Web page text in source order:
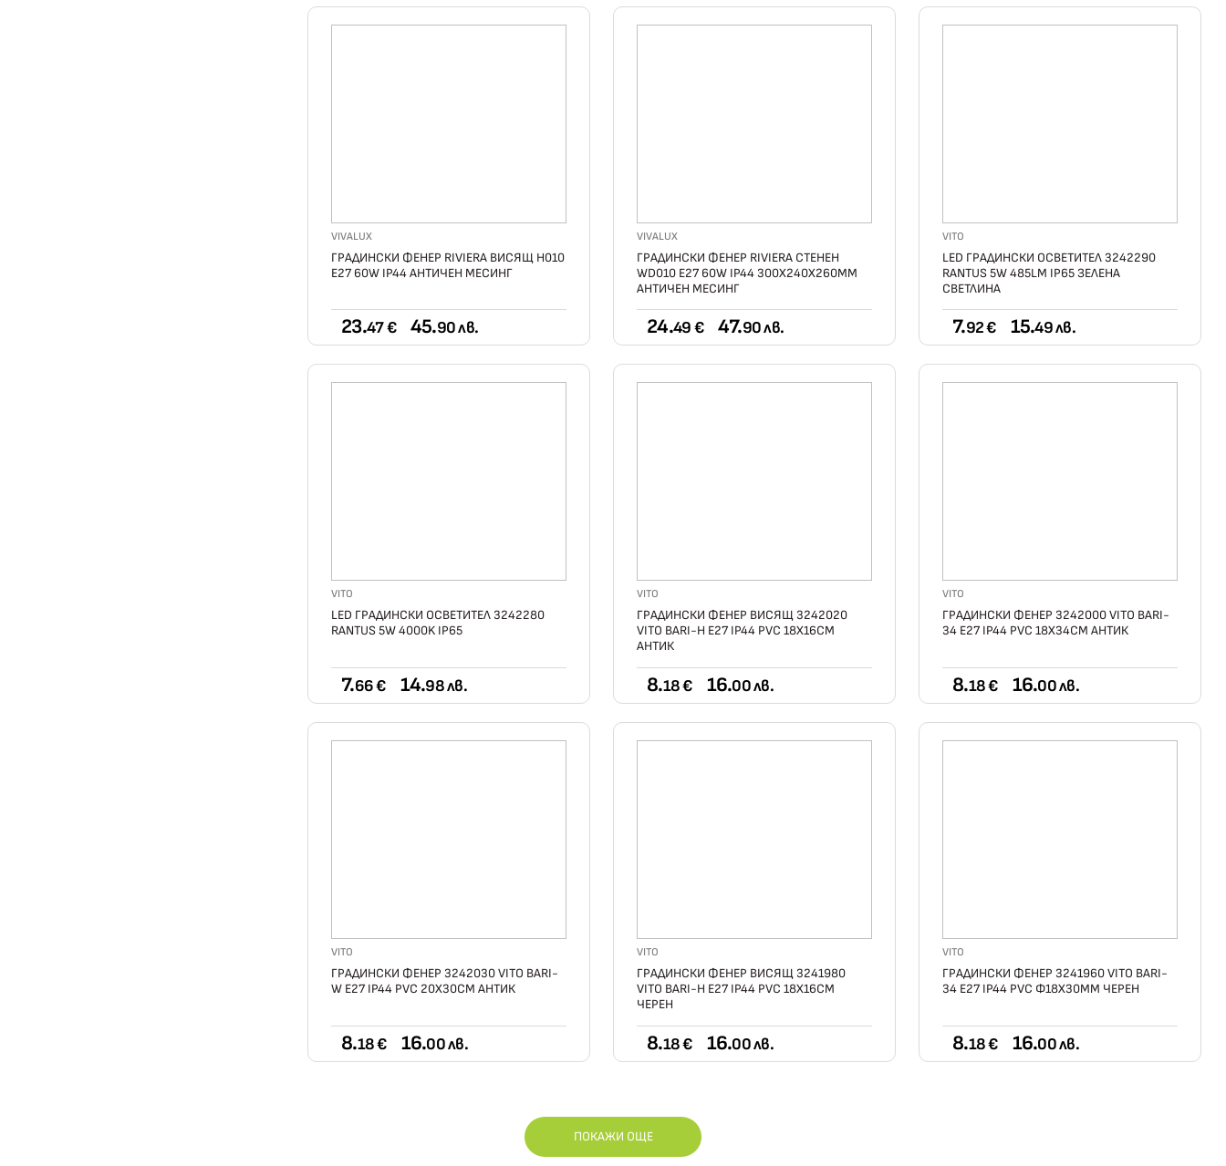
VIVALUX
ГРАДИНСКИ ФЕНЕР RIVIERA ВИСЯЩ H010
Е27 60W IP44 АНТИЧЕН МЕСИНГ
23.47 € 45.90 лв.
VIVALUX
ГРАДИНСКИ ФЕНЕР RIVIERA СТЕНЕН
WD010 Е27 60W IP44 300X240X260ММ
АНТИЧЕН МЕСИНГ
24.49 € 47.90 лв.
VITO
LED ГРАДИНСКИ ОСВЕТИТЕЛ 3242290
RANTUS 5W 485LM IP65 ЗЕЛЕНА
СВЕТЛИНА
7.92 € 15.49 лв.
VITO
LED ГРАДИНСКИ ОСВЕТИТЕЛ 3242280
RANTUS 5W 4000K IP65
7.66 € 14.98 лв.
VITO
ГРАДИНСКИ ФЕНЕР ВИСЯЩ 3242020
VITO BARI-H E27 IP44 PVC 18X16СМ
АНТИК
8.18 € 16.00 лв.
VITO
ГРАДИНСКИ ФЕНЕР 3242000 VITO BARI-
34 E27 IP44 PVC 18X34СМ АНТИК
8.18 € 16.00 лв.
VITO
ГРАДИНСКИ ФЕНЕР 3242030 VITO BARI-
W E27 IP44 PVC 20X30СМ АНТИК
8.18 € 16.00 лв.
VITO
ГРАДИНСКИ ФЕНЕР ВИСЯЩ 3241980
VITO BARI-H E27 IP44 PVC 18X16СМ
ЧЕРЕН
8.18 € 16.00 лв.
VITO
ГРАДИНСКИ ФЕНЕР 3241960 VITO BARI-
34 E27 IP44 PVC Φ18X30ММ ЧЕРЕН
8.18 € 16.00 лв.
ПОКАЖИ ОЩЕ